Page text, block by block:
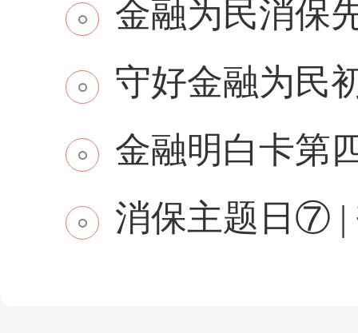
金融为民消保
守好金融为民
金融明白卡第
消保主题日⑦ |